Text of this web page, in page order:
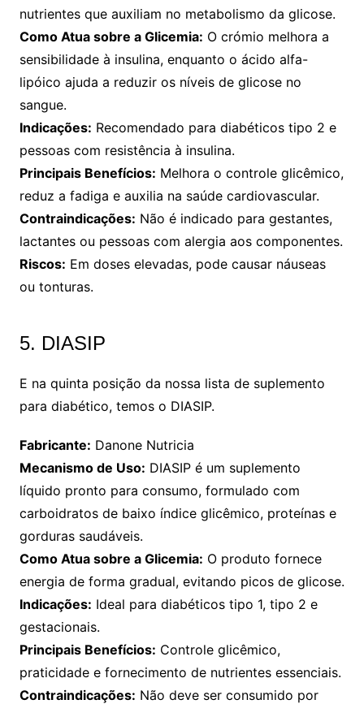
nutrientes que auxiliam no metabolismo da glicose.
Como Atua sobre a Glicemia: O crómio melhora a
sensibilidade à insulina, enquanto o ácido alfa-
lipóico ajuda a reduzir os níveis de glicose no
sangue.
Indicações: Recomendado para diabéticos tipo 2 e
pessoas com resistência à insulina.
Principais Benefícios: Melhora o controle glicêmico,
reduz a fadiga e auxilia na saúde cardiovascular.
Contraindicações: Não é indicado para gestantes,
lactantes ou pessoas com alergia aos componentes.
Riscos: Em doses elevadas, pode causar náuseas
ou tonturas.
5. DIASIP
E na quinta posição da nossa lista de suplemento
para diabético, temos o DIASIP.
Fabricante: Danone Nutricia
Mecanismo de Uso: DIASIP é um suplemento
líquido pronto para consumo, formulado com
carboidratos de baixo índice glicêmico, proteínas e
gorduras saudáveis.
Como Atua sobre a Glicemia: O produto fornece
energia de forma gradual, evitando picos de glicose.
Indicações: Ideal para diabéticos tipo 1, tipo 2 e
gestacionais.
Principais Benefícios: Controle glicêmico,
praticidade e fornecimento de nutrientes essenciais.
Contraindicações: Não deve ser consumido por